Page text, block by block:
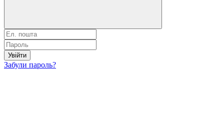
Увійти
Забули пароль?